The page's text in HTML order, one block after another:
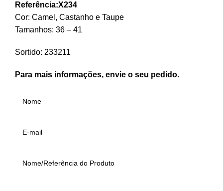
Referência:X234
Cor: Camel, Castanho e Taupe
Tamanhos: 36 – 41
Sortido: 233211
Para mais informações, envie o seu pedido.